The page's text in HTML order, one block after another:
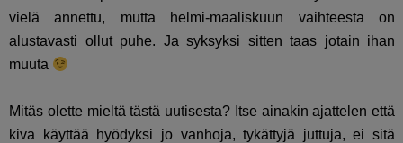
vielä annettu, mutta helmi-maaliskuun vaihteesta on
alustavasti ollut puhe. Ja syksyksi sitten taas jotain ihan
muuta
Mitäs olette mieltä tästä uutisesta? Itse ainakin ajattelen että
kiva käyttää hyödyksi jo vanhoja, tykättyjä juttuja, ei sitä